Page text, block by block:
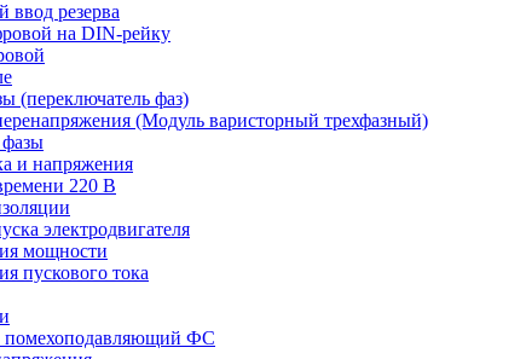
ввод резерва
на DIN-рейку
(переключатель фаз)
(Модуль варисторный трехфазный)
и напряжения
220 В
электродвигателя
мощности
пускового тока
помехоподавляющий ФС